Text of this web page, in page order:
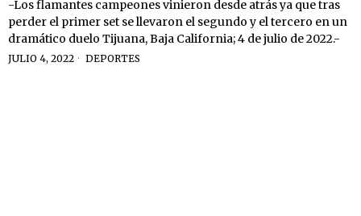
-Los flamantes campeones vinieron desde atrás ya que tras
perder el primer set se llevaron el segundo y el tercero en un
dramático duelo Tijuana, Baja California; 4 de julio de 2022.-
JULIO 4, 2022 DEPORTES